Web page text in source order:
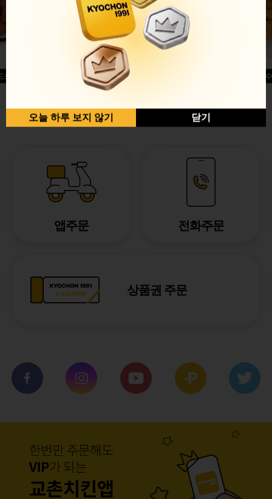
글윙
반반순살[레드+허니]
허니옥
앱주문 전화주문
상품권 주문
오늘 하루 보지 않기 닫기